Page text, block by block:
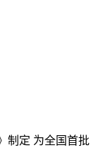
制定 为全国首批